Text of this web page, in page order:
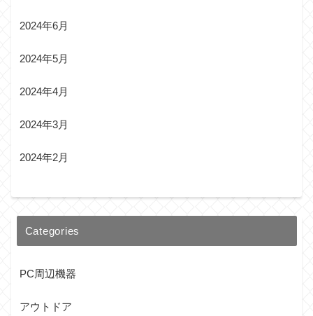
2024年6月
2024年5月
2024年4月
2024年3月
2024年2月
Categories
PC周辺機器
アウトドア